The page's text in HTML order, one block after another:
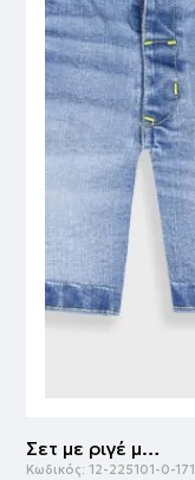
Σετ με ριγέ μπλούζα για αγόρι | ΜΠΛΕ ΤΖΗΝ
Κωδικός: 12-225101-0-171